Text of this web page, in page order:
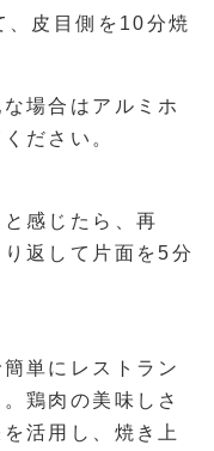
、皮目側を10分焼
場合はアルミホ
ださい。
感じたら、再
返して片面を5分
単にレストラン
鶏肉の美味しさ
活用し、焼き上